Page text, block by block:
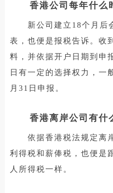
香港公司每年什么
新公司建立18个月后
表，也便是报税告诉。收
料，并依据开户日期到申
日有一定的选择权力，一
月31日申报。
香港离岸公司有什
依据香港税法规定离岸
利得税和薪俸税，也便是
人所得税一样。